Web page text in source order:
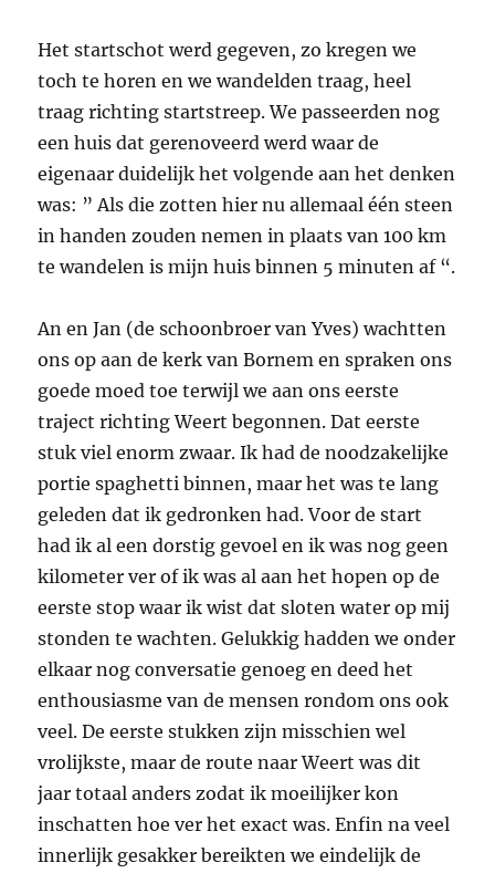
Het startschot werd gegeven, zo kregen we
toch te horen en we wandelden traag, heel
traag richting startstreep. We passeerden nog
een huis dat gerenoveerd werd waar de
eigenaar duidelijk het volgende aan het denken
was: ” Als die zotten hier nu allemaal één steen
in handen zouden nemen in plaats van 100 km
te wandelen is mijn huis binnen 5 minuten af “.
An en Jan (de schoonbroer van Yves) wachtten
ons op aan de kerk van Bornem en spraken ons
goede moed toe terwijl we aan ons eerste
traject richting Weert begonnen. Dat eerste
stuk viel enorm zwaar. Ik had de noodzakelijke
portie spaghetti binnen, maar het was te lang
geleden dat ik gedronken had. Voor de start
had ik al een dorstig gevoel en ik was nog geen
kilometer ver of ik was al aan het hopen op de
eerste stop waar ik wist dat sloten water op mij
stonden te wachten. Gelukkig hadden we onder
elkaar nog conversatie genoeg en deed het
enthousiasme van de mensen rondom ons ook
veel. De eerste stukken zijn misschien wel
vrolijkste, maar de route naar Weert was dit
jaar totaal anders zodat ik moeilijker kon
inschatten hoe ver het exact was. Enfin na veel
innerlijk gesakker bereikten we eindelijk de